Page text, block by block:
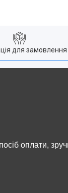
для замовлення
оплати,